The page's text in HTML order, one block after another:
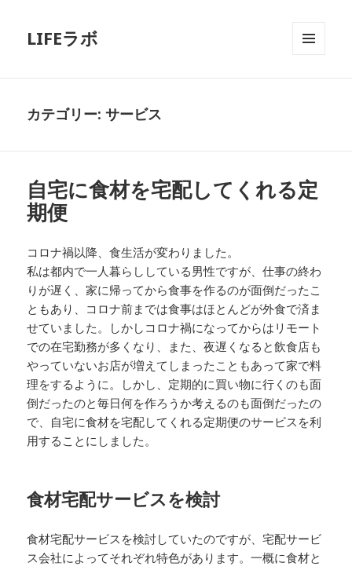
LIFEラボ
カテゴリー:サービス
自宅に食材を宅配してくれる定
期便
コロナ禍以降、食生活が変わりました。
私は都内で一人暮らししている男性ですが、仕事の終わ
りが遅く、家に帰ってから食事を作るのが面倒だったこ
ともあり、コロナ前までは食事はほとんどが外食で済ま
せていました。しかしコロナ禍になってからはリモート
での在宅勤務が多くなり、また、夜遅くなると飲食店も
やっていないお店が増えてしまったこともあって家で料
理をするように。しかし、定期的に買い物に行くのも面
倒だったのと毎日何を作ろうか考えるのも面倒だったの
で、自宅に食材を宅配してくれる定期便のサービスを利
用することにしました。
食材宅配サービスを検討
食材宅配サービスを検討していたのですが、宅配サービ
ス会社によってそれぞれ特色があります。一概に食材と